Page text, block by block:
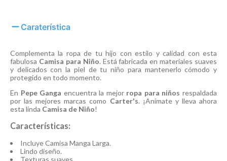
Caraterística
Complementa la ropa de tu hijo con estilo y calidad con esta
fabulosa Camisa para Niño. Está fabricada en materiales suaves
y delicados con la piel de tu niño para mantenerlo cómodo y
protegido en todo momento.
En Pepe Ganga encuentra la mejor ropa para niños respaldada
por las mejores marcas como Carter's. ¡Anímate y lleva ahora
esta linda Camisa de Niño!
Características:
Incluye Camisa Manga Larga.
Lindo diseño.
Texturas suaves.